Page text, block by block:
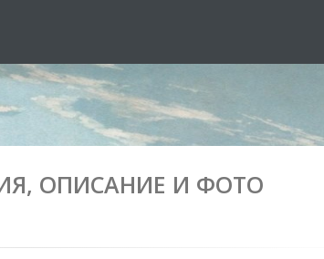
ОПИСАНИЕ И ФОТО